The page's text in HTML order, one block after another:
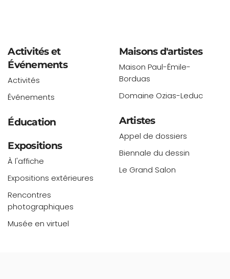
Activités et
Événements
Activités
Événements
Éducation
Expositions
À l'affiche
Expositions extérieures
Rencontres
photographiques
Musée en virtuel
Maisons d'artistes
Maison Paul-Émile-
Borduas
Domaine Ozias-Leduc
Artistes
Appel de dossiers
Biennale du dessin
Le Grand Salon